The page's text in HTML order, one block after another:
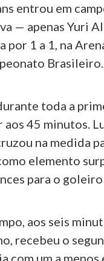
entrou em
— apenas Yuri
por 1 a 1, na
Brasileiro.
toda a
45 minutos.
na medida
elemento
para o
aos seis
recebeu o
com um a menos